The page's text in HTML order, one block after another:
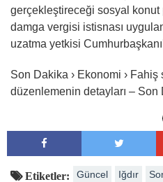
gerçekleştireceği sosyal
damga vergisi istisnası
uzatma yetkisi
Son Dakika › Ekonomi ›
düzenlemenin detayları – Son
Etiketler: Güncel Iğdır